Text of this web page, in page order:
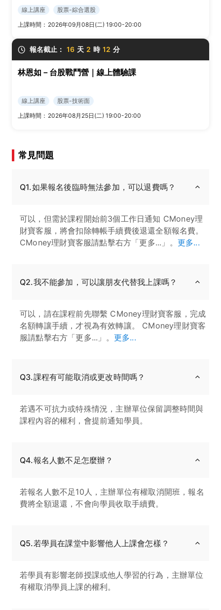
線上講座
股票-綜合選股
上課時間： 2026年09月08日(二) 19:00-20:00
報名截止： 16 天 2 時 12 分
林恩如－台股戰鬥營｜線上體驗課
線上講座
股票-技術面
上課時間： 2026年08月25日(二) 19:00-20:00
常見問題
Q1.如果報名後臨時無法參加，可以退費嗎？
可以，但需於課程開始前3個工作日通知 CMoney理
財寶客服，將會扣除轉帳手續費後退還全額報名費。
CMoney理財寶客服請點擊右方「更多...」。 更多...
Q2.我不能參加，可以讓朋友代替我上課嗎？
可以，請在課程前先聯繫 CMoney理財寶客服，完成
名額轉讓手續，才視為有效轉讓。 CMoney理財寶客
服請點擊右方「更多...」。 更多...
Q3.課程有可能取消或更改時間嗎？
若遇不可抗力或特殊情況，主辦單位保留調整時間與
課程內容的權利，會提前通知學員。
Q4.報名人數不足怎麼辦？
若報名人數不足10人，主辦單位有權取消開班，報名
費將全額退還，不會向學員收取手續費。
Q5.若學員在課堂中影響他人上課會怎樣？
若學員有影響老師授課或他人學習的行為，主辦單位
有權取消學員上課的權利。